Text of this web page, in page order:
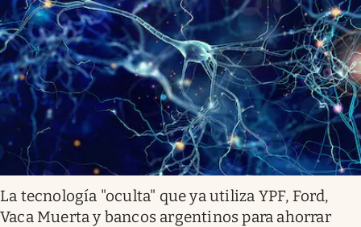
La tecnología "oculta" que ya utiliza YPF, Ford,
Vaca Muerta y bancos argentinos para ahorrar